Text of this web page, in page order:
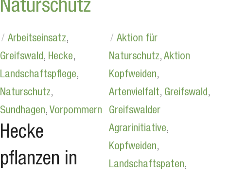
Naturschutz
Arbeitseinsatz,
Greifswald, Hecke,
Landschaftspflege,
Naturschutz,
Sundhagen, Vorpommern
Hecke
pflanzen in
Aktion für
Naturschutz, Aktion
Kopfweiden,
Artenvielfalt, Greifswald,
Greifswalder
Agrarinitiative,
Kopfweiden,
Landschaftspaten,